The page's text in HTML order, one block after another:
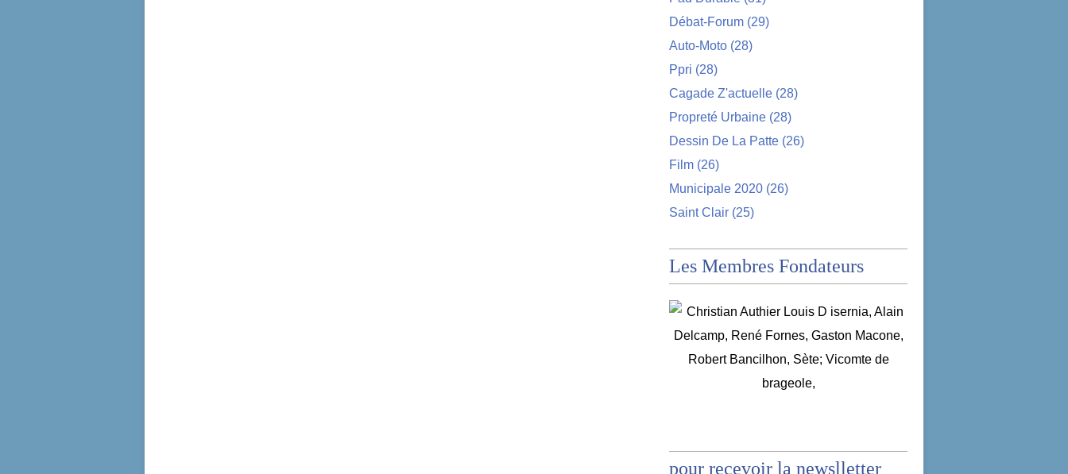
Débat-Forum (29)
Auto-Moto (28)
Ppri (28)
Cagade Z'actuelle (28)
Propreté Urbaine (28)
Dessin De La Patte (26)
Film (26)
Municipale 2020 (26)
Saint Clair (25)
Les Membres Fondateurs
pour recevoir la newslletter